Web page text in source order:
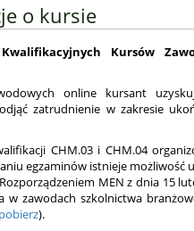
o kursie
Kursów
online kursant
zatrudnienie w zakresie
CHM.03 i CHM.04
egzaminów istnieje możliwość
MEN z dnia 15
w zawodach szkolnictwa
pobierz).